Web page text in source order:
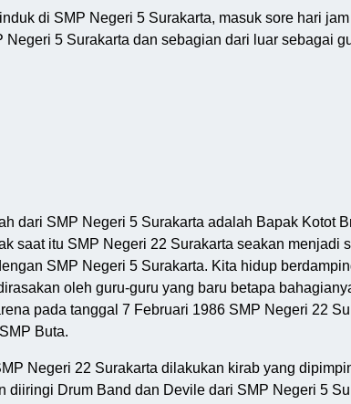
di SMP Negeri 5 Surakarta, masuk sore hari
5 Surakarta dan sebagian dari luar sebagai
dari SMP Negeri 5 Surakarta adalah Bapak Kotot
saat itu SMP Negeri 22 Surakarta seakan menjadi
SMP Negeri 5 Surakarta. Kita hidup
oleh guru-guru yang baru betapa
pada tanggal 7 Februari 1986 SMP Negeri 22
Buta.
Negeri 22 Surakarta dilakukan kirab yang
Drum Band dan Devile dari SMP Negeri 5